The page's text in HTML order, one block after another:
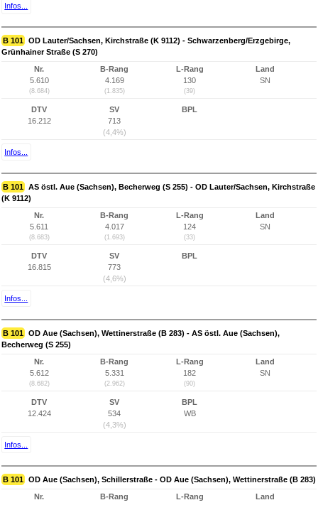
Infos...
B 101 OD Lauter/Sachsen, Kirchstraße (K 9112) - Schwarzenberg/Erzgebirge,
Grünhainer Straße (S 270)
Nr.
5.610
(8.684)
B-Rang
4.169
(1.835)
L-Rang
130
(39)
Land
SN
DTV
16.212
SV
713
(4,4%)
BPL
Infos...
B 101 AS östl. Aue (Sachsen), Becherweg (S 255) - OD Lauter/Sachsen, Kirchstraße
(K 9112)
Nr.
5.611
(8.683)
B-Rang
4.017
(1.693)
L-Rang
124
(33)
Land
SN
DTV
16.815
SV
773
(4,6%)
BPL
Infos...
B 101 OD Aue (Sachsen), Wettinerstraße (B 283) - AS östl. Aue (Sachsen),
Becherweg (S 255)
Nr.
5.612
(8.682)
B-Rang
5.331
(2.962)
L-Rang
182
(90)
Land
SN
DTV
12.424
SV
534
(4,3%)
BPL
WB
Infos...
B 101 OD Aue (Sachsen), Schillerstraße - OD Aue (Sachsen), Wettinerstraße (B 283)
Nr.
B-Rang
L-Rang
Land